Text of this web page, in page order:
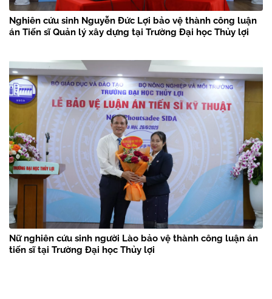
Nghiên cứu sinh Nguyễn Đức Lợi bảo vệ thành công luận
án Tiến sĩ Quản lý xây dựng tại Trường Đại học Thủy lợi
Nữ nghiên cứu sinh người Lào bảo vệ thành công luận án
tiến sĩ tại Trường Đại học Thủy lợi